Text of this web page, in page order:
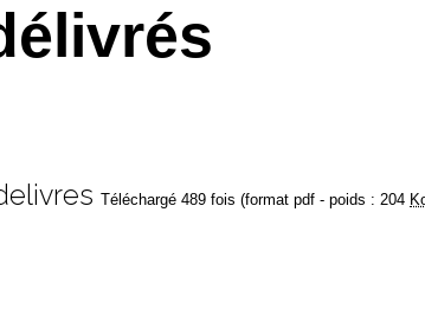
Téléchargé 489 fois (format pdf - poids : 204